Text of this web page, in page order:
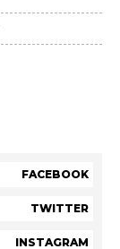
FACEBOOK
TWITTER
INSTAGRAM